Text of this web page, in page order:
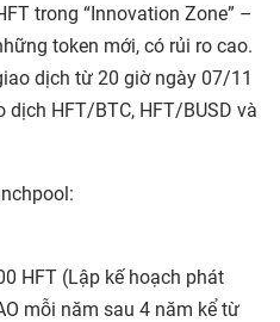
trong “Innovation Zone” –
token mới, có rủi ro cao.
dịch từ 20 giờ ngày 07/11
HFT/BTC, HFT/BUSD và
HFT (Lập kế hoạch phát
mỗi năm sau 4 năm kể từ